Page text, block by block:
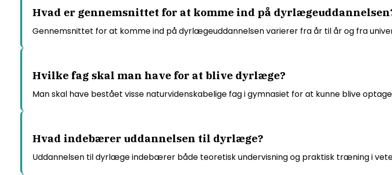
Hvad er gennemsnittet for at komme ind på
Gennemsnittet for at komme ind på dyrlægeuddannelsen varierer fra år til år og fra
Hvilke fag skal man have for at blive dyrlæge?
Man skal have bestået visse naturvidenskabelige fag i gymnasiet for at kunne blive
Hvad indebærer uddannelsen til dyrlæge?
Uddannelsen til dyrlæge indebærer både teoretisk undervisning og praktisk træning i